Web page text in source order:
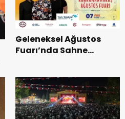
Geleneksel Ağustos
Fuarı’nda Sahne